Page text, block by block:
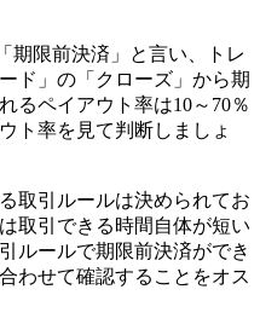
「期限前決済」
と言い、トレ
ド」 の 「クローズ」 から期
るペイアウト率は10～70％
ト率を見て判断しましょ
取引ルールは決められてお
取引できる時間自体が短い
ルールで期限前決済ができ
わせて確認することをオス